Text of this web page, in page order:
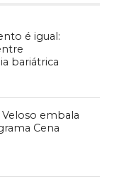
é igual:
bariátrica
embala
Cena